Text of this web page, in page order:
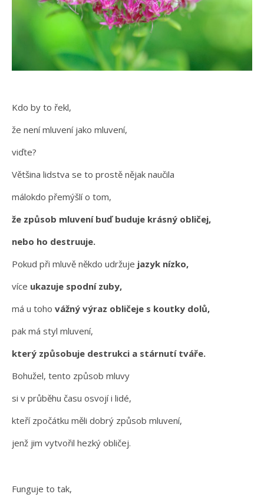
Kdo by to řekl,
že není mluvení jako mluvení,
viďte?
Většina lidstva se to prostě nějak naučila
málokdo přemýšlí o tom,
že způsob mluvení buď buduje krásný obličej,
nebo ho destruuje.
Pokud při mluvě někdo udržuje jazyk nízko,
více ukazuje spodní zuby,
má u toho vážný výraz obličeje s koutky dolů,
pak má styl mluvení,
který způsobuje destrukci a stárnutí tváře.
Bohužel, tento způsob mluvy
si v průběhu času osvojí i lidé,
kteří zpočátku měli dobrý způsob mluvení,
jenž jim vytvořil hezký obličej.
Funguje to tak,